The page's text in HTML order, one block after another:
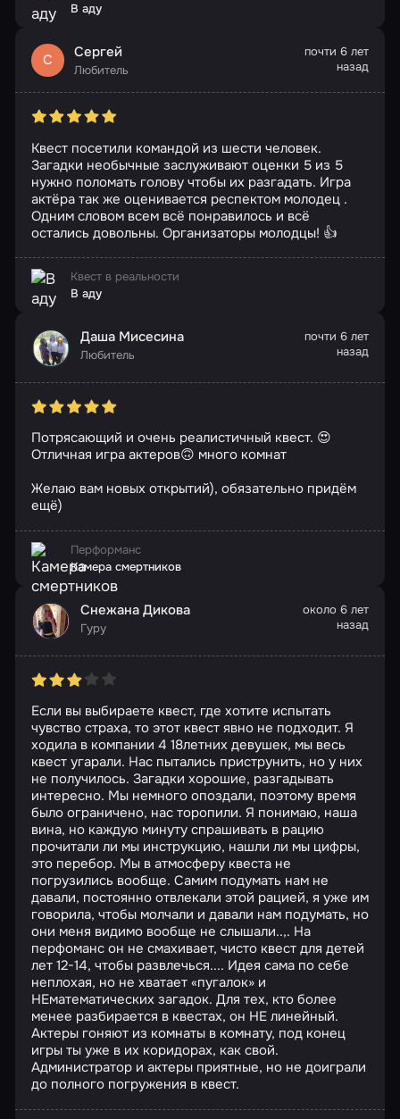
В аду
С Сергей
Любитель
почти 6 лет
назад
Квест посетили командой из шести человек.
Загадки необычные заслуживают оценки 5 из 5
нужно поломать голову чтобы их разгадать. Игра
актёра так же оценивается респектом молодец .
Одним словом всем всё понравилось и всё
остались довольны. Организаторы молодцы! 👍
Квест в реальности
В аду
Даша Мисесина
Любитель
почти 6 лет
назад
Потрясающий и очень реалистичный квест. 😍
Отличная игра актеров🙃 много комнат
Желаю вам новых открытий), обязательно придём
ещё)
Перформанс
Камера смертников
Снежана Дикова
Гуру
около 6 лет
назад
Если вы выбираете квест, где хотите испытать
чувство страха, то этот квест явно не подходит. Я
ходила в компании 4 18летних девушек, мы весь
квест угарали. Нас пытались приструнить, но у них
не получилось. Загадки хорошие, разгадывать
интересно. Мы немного опоздали, поэтому время
было ограничено, нас торопили. Я понимаю, наша
вина, но каждую минуту спрашивать в рацию
прочитали ли мы инструкцию, нашли ли мы цифры,
это перебор. Мы в атмосферу квеста не
погрузились вообще. Самим подумать нам не
давали, постоянно отвлекали этой рацией, я уже им
говорила, чтобы молчали и давали нам подумать, но
они меня видимо вообще не слышали..,. На
перфоманс он не смахивает, чисто квест для детей
лет 12-14, чтобы развлечься.... Идея сама по себе
неплохая, но не хватает «пугалок» и
НЕматематических загадок. Для тех, кто более
менее разбирается в квестах, он НЕ линейный.
Актеры гоняют из комнаты в комнату, под конец
игры ты уже в их коридорах, как свой.
Администратор и актеры приятные, но не доиграли
до полного погружения в квест.